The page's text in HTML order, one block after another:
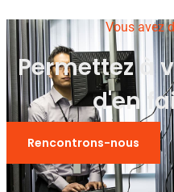
Vous avez
Permettez à
d'en
Rencontrons-nous